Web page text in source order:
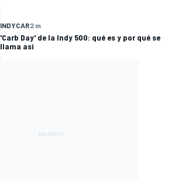
INDYCAR2 m
'Carb Day' de la Indy 500: qué es y por qué se
llama así